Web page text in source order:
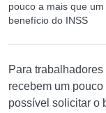
pouco a mais que
benefício do INSS
Para
recebem um
possível solicitar o